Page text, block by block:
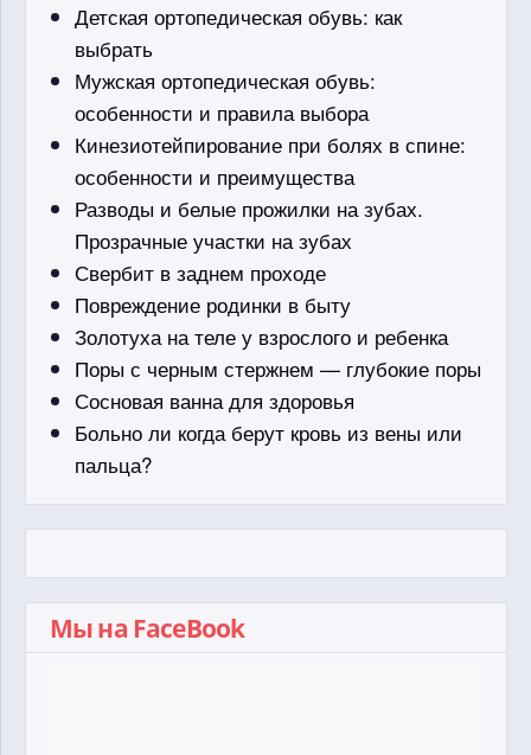
Детская ортопедическая обувь: как
выбрать
Мужская ортопедическая обувь:
особенности и правила выбора
Кинезиотейпирование при болях в спине:
особенности и преимущества
Разводы и белые прожилки на зубах.
Прозрачные участки на зубах
Свербит в заднем проходе
Повреждение родинки в быту
Золотуха на теле у взрослого и ребенка
Поры с черным стержнем — глубокие поры
Сосновая ванна для здоровья
Больно ли когда берут кровь из вены или
пальца?
Мы на FaceBook